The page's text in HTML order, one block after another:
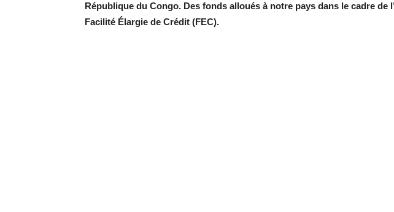
République du Congo. Des fonds alloués à notre pays dans le cadre de
Facilité Élargie de Crédit (FEC).